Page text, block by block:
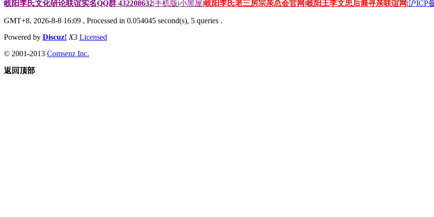
岐阳李氏文化研论联谊实名QQ群 432208632|手机版|小黑屋|岐阳李氏老三房宗亲总会官网|岐阳王李文忠后裔寻亲联谊网|沪ICP
GMT+8, 2026-8-8 16:09 , Processed in 0.054045 second(s), 5 queries .
Powered by Discuz! X3 Licensed
© 2001-2013 Comsenz Inc.
返回顶部